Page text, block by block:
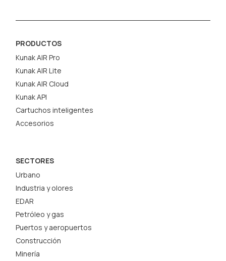
PRODUCTOS
Kunak AIR Pro
Kunak AIR Lite
Kunak AIR Cloud
Kunak API
Cartuchos inteligentes
Accesorios
SECTORES
Urbano
Industria y olores
EDAR
Petróleo y gas
Puertos y aeropuertos
Construcción
Minería